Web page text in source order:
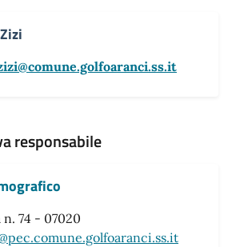
responsabile
74 - 07020